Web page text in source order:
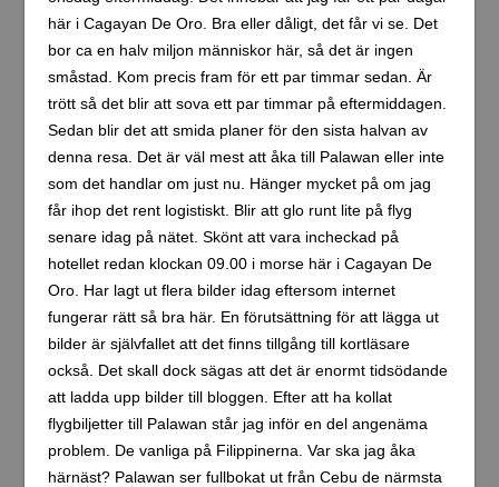
här i Cagayan De Oro. Bra eller dåligt, det får vi se. Det
bor ca en halv miljon människor här, så det är ingen
småstad. Kom precis fram för ett par timmar sedan. Är
trött så det blir att sova ett par timmar på eftermiddagen.
Sedan blir det att smida planer för den sista halvan av
denna resa. Det är väl mest att åka till Palawan eller inte
som det handlar om just nu. Hänger mycket på om jag
får ihop det rent logistiskt. Blir att glo runt lite på flyg
senare idag på nätet. Skönt att vara incheckad på
hotellet redan klockan 09.00 i morse här i Cagayan De
Oro. Har lagt ut flera bilder idag eftersom internet
fungerar rätt så bra här. En förutsättning för att lägga ut
bilder är självfallet att det finns tillgång till kortläsare
också. Det skall dock sägas att det är enormt tidsödande
att ladda upp bilder till bloggen. Efter att ha kollat
flygbiljetter till Palawan står jag inför en del angenäma
problem. De vanliga på Filippinerna. Var ska jag åka
härnäst? Palawan ser fullbokat ut från Cebu de närmsta